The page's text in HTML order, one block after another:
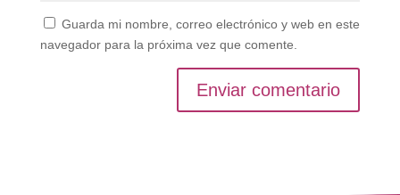
Guarda mi nombre, correo electrónico y web en este
navegador para la próxima vez que comente.